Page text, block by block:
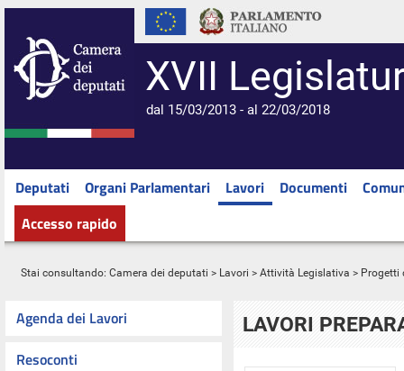
XVII
dal 15/03/2013 - al 22/03/2018
Deputati Organi Parlamentari Lavori Documenti
Accesso rapido
Stai consultando: Camera dei deputati > Lavori > Attività Legislativa > Progetti
Agenda dei Lavori
Resoconti
LAVORI